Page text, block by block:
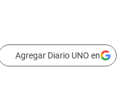
Agregar Diario UNO en